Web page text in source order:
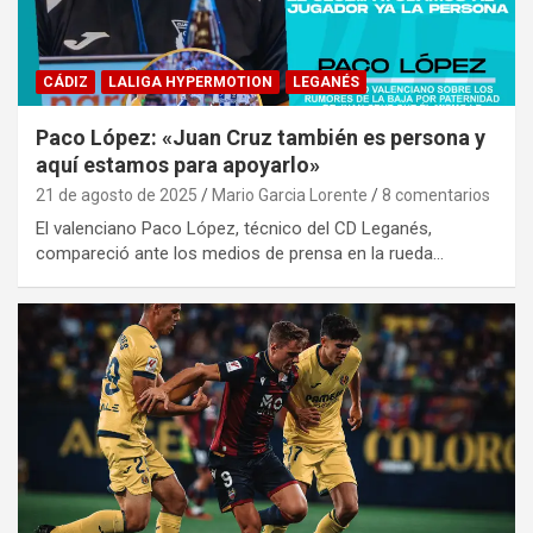
CÁDIZ LALIGA HYPERMOTION LEGANÉS
Paco López: «Juan Cruz también es persona y
aquí estamos para apoyarlo»
21 de agosto de 2025 Mario Garcia Lorente 8 comentarios
El valenciano Paco López, técnico del CD Leganés,
compareció ante los medios de prensa en la rueda…